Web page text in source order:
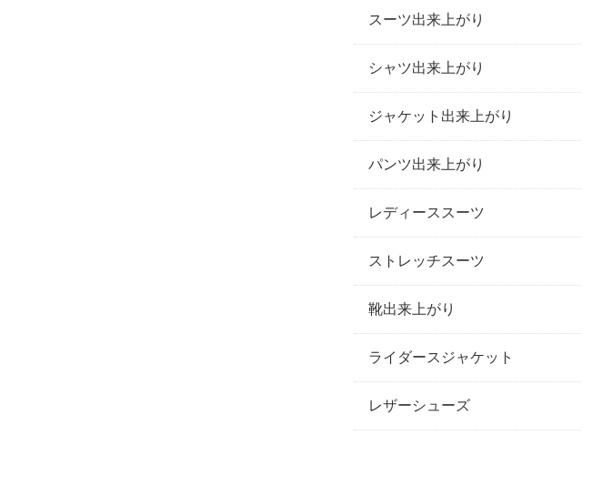
スーツ出来上がり
シャツ出来上がり
ジャケット出来上がり
パンツ出来上がり
レディーススーツ
ストレッチスーツ
靴出来上がり
ライダースジャケット
レザーシューズ